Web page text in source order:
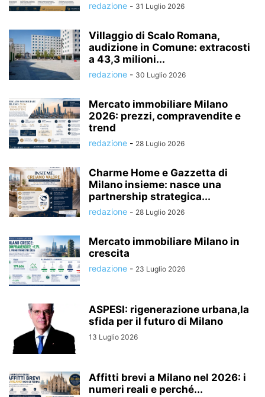
redazione - 31 Luglio 2026
Villaggio di Scalo Romana,
audizione in Comune: extracosti
a 43,3 milioni...
redazione - 30 Luglio 2026
Mercato immobiliare Milano
2026: prezzi, compravendite e
trend
redazione - 28 Luglio 2026
Charme Home e Gazzetta di
Milano insieme: nasce una
partnership strategica...
redazione - 28 Luglio 2026
Mercato immobiliare Milano in
crescita
redazione - 23 Luglio 2026
ASPESI: rigenerazione urbana,la
sfida per il futuro di Milano
13 Luglio 2026
Affitti brevi a Milano nel 2026: i
numeri reali e perché...